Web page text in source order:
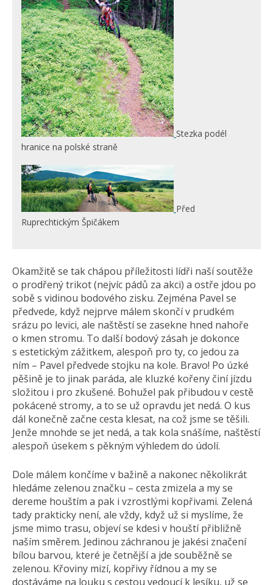
Stezka podél
hranice na polské straně
Před
Ruprechtickým Špičákem
Okamžitě se tak chápou příležitosti lídři naší soutěže
o prodřený trikot (nejvíc pádů za akci) a ostře jdou po
sobě s vidinou bodového zisku. Zejména Pavel se
předvede, když nejprve málem skončí v prudkém
srázu po levici, ale naštěstí se zasekne hned nahoře
o kmen stromu. To další bodový zásah je dokonce
s estetickým zážitkem, alespoň pro ty, co jedou za
ním – Pavel předvede stojku na kole. Bravo! Po úzké
pěšině je to jinak paráda, ale kluzké kořeny činí jízdu
složitou i pro zkušené. Bohužel pak přibudou v cestě
pokácené stromy, a to se už opravdu jet nedá. O kus
dál konečně začne cesta klesat, na což jsme se těšili.
Jenže mnohde se jet nedá, a tak kola snášíme, naštěstí
alespoň úsekem s pěkným výhledem do údolí.
Dole málem končíme v bažině a nakonec několikrát
hledáme zelenou značku – cesta zmizela a my se
dereme houštím a pak i vzrostlými kopřivami. Zelená
tady prakticky není, ale vždy, když už si myslíme, že
jsme mimo trasu, objeví se kdesi v houští přibližně
naším směrem. Jedinou záchranou je jakési značení
bílou barvou, které je četnější a jde souběžně se
zelenou. Křoviny mizí, kopřivy řídnou a my se
dostáváme na louku s cestou vedoucí k lesíku, už se